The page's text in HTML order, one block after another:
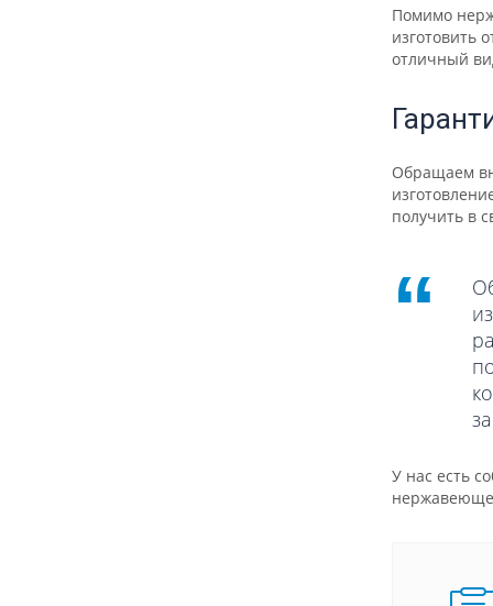
Помимо
изготовить
отличный
Обращаем
получить в
У нас есть